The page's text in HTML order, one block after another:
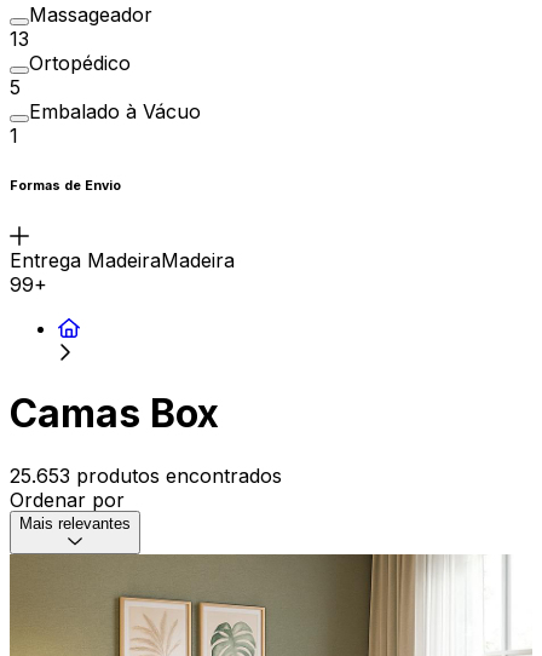
Massageador
13
Ortopédico
5
Embalado à Vácuo
1
Formas de Envio
Entrega MadeiraMadeira
99+
Camas Box
25.653 produtos encontrados
Ordenar por
Mais relevantes